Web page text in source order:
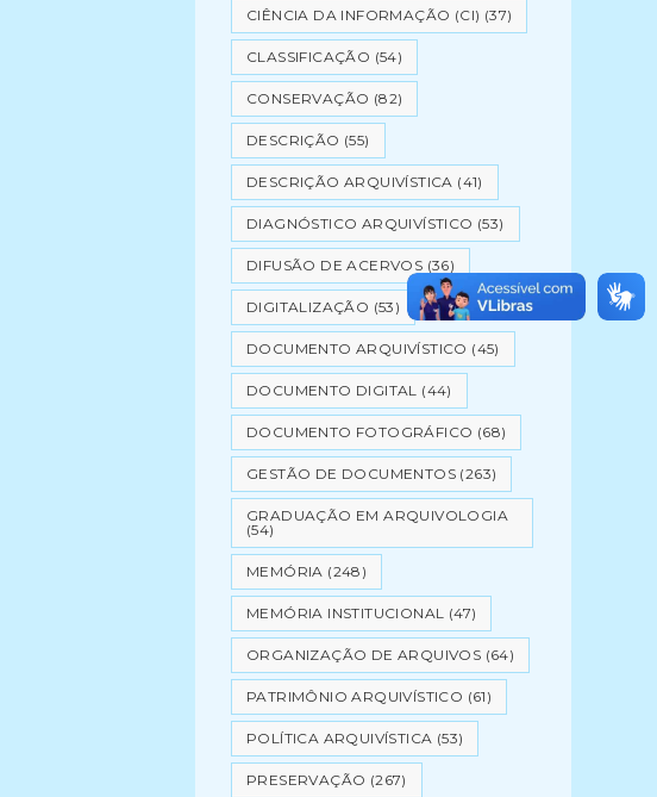
CIÊNCIA DA INFORMAÇÃO (CI) (37)
CLASSIFICAÇÃO (54)
CONSERVAÇÃO (82)
DESCRIÇÃO (55)
DESCRIÇÃO ARQUIVÍSTICA (41)
DIAGNÓSTICO ARQUIVÍSTICO (53)
DIFUSÃO DE ACERVOS (36)
DIGITALIZAÇÃO (53)
DOCUMENTO ARQUIVÍSTICO (45)
DOCUMENTO DIGITAL (44)
DOCUMENTO FOTOGRÁFICO (68)
GESTÃO DE DOCUMENTOS (263)
GRADUAÇÃO EM ARQUIVOLOGIA
(54)
MEMÓRIA (248)
MEMÓRIA INSTITUCIONAL (47)
ORGANIZAÇÃO DE ARQUIVOS (64)
PATRIMÔNIO ARQUIVÍSTICO (61)
POLÍTICA ARQUIVÍSTICA (53)
PRESERVAÇÃO (267)